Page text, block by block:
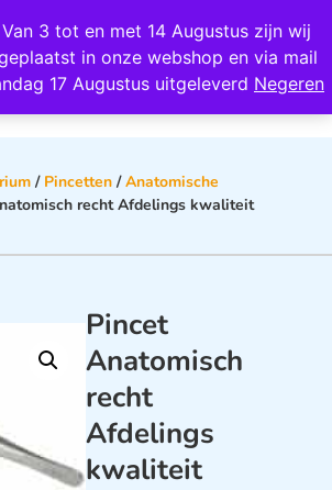
3 tot en met 14 Augustus zijn wij
in onze webshop en via mail
17 Augustus uitgeleverd Negeren
een 4,8 op Google
/ Pincetten /Anatomische
recht Afdelings kwaliteit
Pincet
Anatomisch
recht
Afdelings
kwaliteit